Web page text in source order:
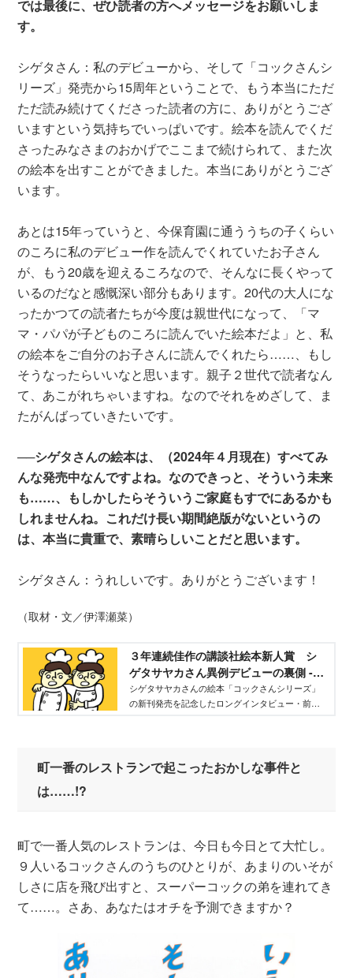
では最後に、ぜひ読者の方へメッセージをお願いしま
す。
シゲタさん：私のデビューから、そして「コックさんシ
リーズ」発売から15周年ということで、もう本当にただ
ただ読み続けてくださった読者の方に、ありがとうござ
いますという気持ちでいっぱいです。絵本を読んでくだ
さったみなさまのおかげでここまで続けられて、また次
の絵本を出すことができました。本当にありがとうござ
います。
あとは15年っていうと、今保育園に通ううちの子くらい
のころに私のデビュー作を読んでくれていたお子さん
が、もう20歳を迎えるころなので、そんなに長くやって
いるのだなと感慨深い部分もあります。20代の大人にな
ったかつての読者たちが今度は親世代になって、「マ
マ・パパが子どものころに読んでいた絵本だよ」と、私
の絵本をご自分のお子さんに読んでくれたら……、もし
そうなったらいいなと思います。親子２世代で読者なん
て、あこがれちゃいますね。なのでそれをめざして、ま
たがんばっていきたいです。
──シゲタさんの絵本は、（2024年４月現在）すべてみ
んな発売中なんですよね。なのできっと、そういう未来
も……、もしかしたらそういうご家庭もすでにあるかも
しれませんね。これだけ長い期間絶版がないというの
は、本当に貴重で、素晴らしいことだと思います。
シゲタさん：うれしいです。ありがとうございます！
（取材・文／伊澤瀬菜）
３年連続佳作の講談社絵本新人賞 シ
ゲタサヤカさん異例デビューの裏側 -
講談社えほん通信｜講談社の絵本やイ
ベント、読み聞かせなどの情報サイト
シゲタサヤカさんの絵本「コックさんシリーズ」
の新刊発売を記念したロングインタビュー・前
町一番のレストランで起こったおかしな事件と
は……!?
町で一番人気のレストランは、今日も今日とて大忙し。
９人いるコックさんのうちのひとりが、あまりのいそが
しさに店を飛び出すと、スーパーコックの弟を連れてき
て……。さあ、あなたはオチを予測できますか？